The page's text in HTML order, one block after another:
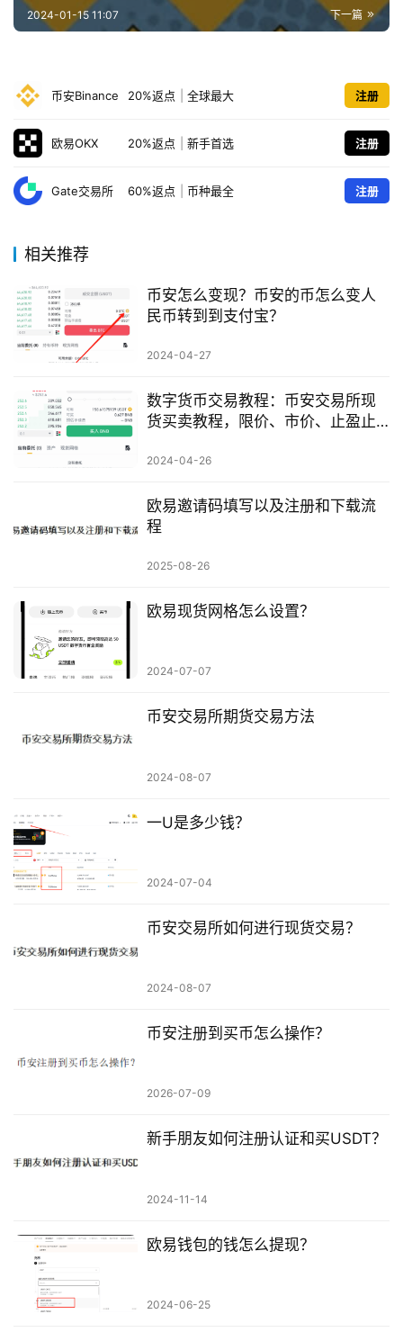
下一篇
2024-01-15 11:07
币安Binance 20%返点 全球最大 注册
欧易OKX 20%返点 新手首选 注册
Gate交易所 60%返点 币种最全 注册
相关推荐
币安怎么变现？币安的币怎么变人
民币转到到支付宝？
2024-04-27
数字货币交易教程：币安交易所现
货买卖教程，限价、市价、止盈止
2024-04-26
欧易邀请码填写以及注册和下载流
程
2025-08-26
欧易现货网格怎么设置？
2024-07-07
币安交易所期货交易方法
2024-08-07
一U是多少钱？
2024-07-04
币安交易所如何进行现货交易？
2024-08-07
币安注册到买币怎么操作？
2026-07-09
新手朋友如何注册认证和买USDT？
2024-11-14
欧易钱包的钱怎么提现？
2024-06-25